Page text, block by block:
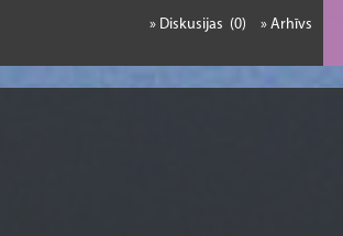
» Arhīvs
» Diskusijas (0)